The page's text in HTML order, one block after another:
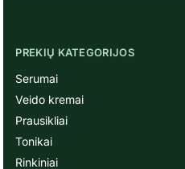
PREKIŲ KATEGORIJOS
Serumai
Veido kremai
Prausikliai
Tonikai
Rinkiniai